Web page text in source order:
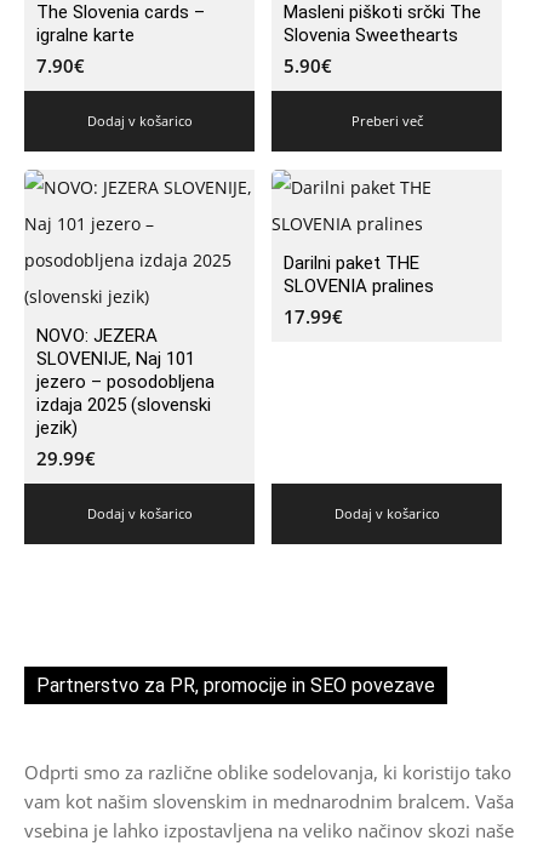
The Slovenia cards –
igralne karte
7.90€
Dodaj v košarico
Masleni piškoti srčki The
Slovenia Sweethearts
5.90€
Preberi več
NOVO: JEZERA
SLOVENIJE, Naj 101
jezero – posodobljena
izdaja 2025 (slovenski
jezik)
29.99€
Dodaj v košarico
Darilni paket THE
SLOVENIA pralines
17.99€
Dodaj v košarico
Partnerstvo za PR, promocije in SEO povezave
Odprti smo za različne oblike sodelovanja, ki koristijo tako
vam kot našim slovenskim in mednarodnim bralcem. Vaša
vsebina je lahko izpostavljena na veliko načinov skozi naše